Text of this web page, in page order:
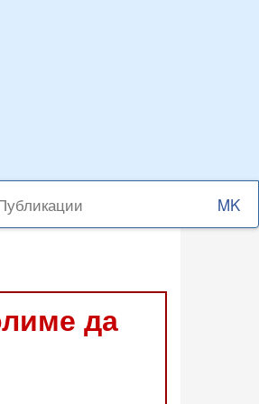
Select
your
да